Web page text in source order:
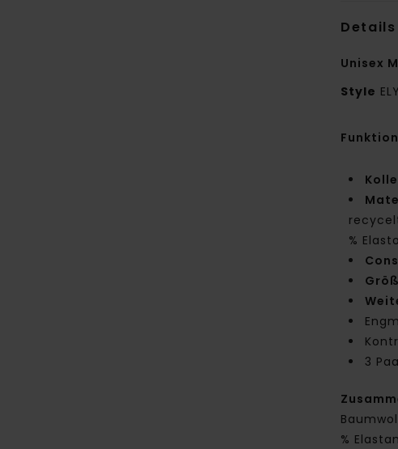
Unisex
Style
%
3
% Elastan